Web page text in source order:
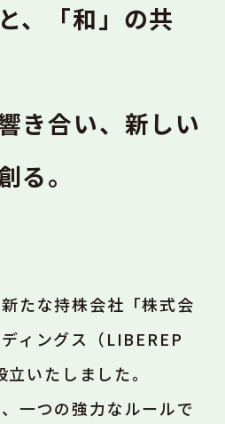
、「和」の共
き合い、新しい
る。
たな持株会社「株式会
ィングス（LIBEREP
いたしました。
一つの強力なルールで